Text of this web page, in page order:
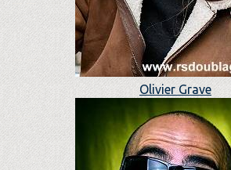
Olivier Grave